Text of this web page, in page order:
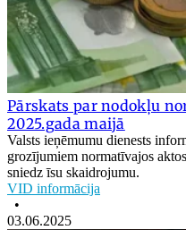
Pārskats par nodokļu
2025.gada maijā
Valsts ieņēmumu dienests
grozījumiem normatīvajos
sniedz īsu skaidrojumu.
VID informācija
•
03.06.2025